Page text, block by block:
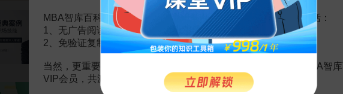
Excel 职场经典案例，职场人士的实用职场技能
秦川
99
职场高效办公：AI帮你完成EXCEL数据分析
MBA智库百科VIP会员（9.9元 / 年， 点击开通），您的权益将包括：
1、无广告阅读；
2、免验证复制。
当然，更重要的是长期以来您对百科频道的支持。诚邀您加入MBA智
VIP会员，共渡难关，共同见证彼此的成长和进步！